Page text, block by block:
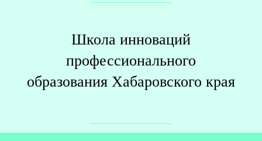
Школа инноваций
профессионального
образования Хабаровского края